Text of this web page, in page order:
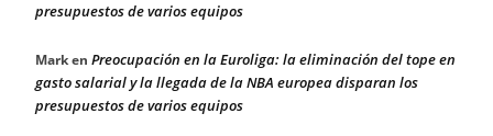
presupuestos de varios equipos
Marken Preocupación en la Euroliga: la eliminación del tope en
gasto salarial y la llegada de la NBA europea disparan los
presupuestos de varios equipos